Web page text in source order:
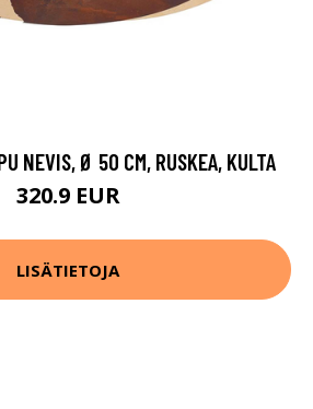
NEVIS, Ø 50 CM, RUSKEA, KULTA
320.9 EUR
LISÄTIETOJA